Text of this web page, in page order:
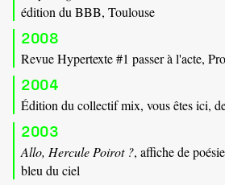
édition du BBB, Toulouse
2008
Revue Hypertexte #1 passer à l'acte,
2004
Édition du collectif mix, vous êtes ici,
2003
Allo, Hercule Poirot ?, affiche de
bleu du ciel